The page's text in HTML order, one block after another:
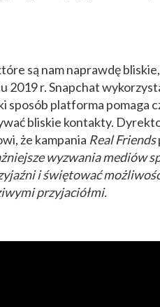
są nam naprawdę
2019 r. Snapchat
sposób platforma pomaga
bliskie kontakty.
że kampania Real Friends
wyzwania mediów
i świętować
przyjaciółmi.